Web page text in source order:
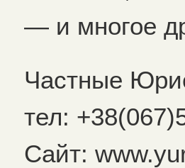
— и многое
Частные
тел:
Сайт: